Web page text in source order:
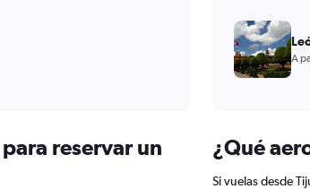
reservar un
¿Qué
Si vuelas desde
A